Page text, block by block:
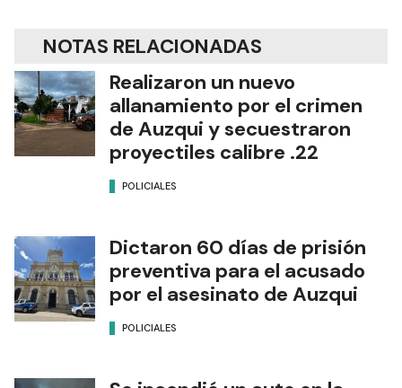
NOTAS RELACIONADAS
Realizaron un nuevo
allanamiento por el crimen
de Auzqui y secuestraron
proyectiles calibre .22
POLICIALES
Dictaron 60 días de prisión
preventiva para el acusado
por el asesinato de Auzqui
POLICIALES